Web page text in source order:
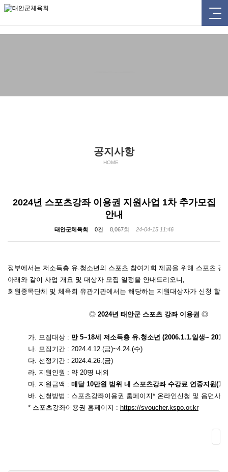
태안군체육회
공지사항
HOME
2024년 스포츠강좌 이용권 지원사업 1차 추가모집
안내
태안군체육회 0건 8,067회 24-04-15 11:46
정부에서는 저소득층 유.청소년의 스포츠 참여기회 제공을 위해 스포츠 강
아래와 같이 사업 개요 및 대상자 모집 일정을 안내드리오니,
회원종목단체 및 체육회 유관기관에서는 해당하는 지원대상자가 신청 할
◎ 2024년 태안군 스포츠 강좌 이용권 ◎
가. 모집대상 : 만 5~18세 저소득층 유.청소년 (2006.1.1.일생~
나. 모집기간 : 2024.4.12.(금)~4.24.(수)
다. 선정기간 : 2024.4.26.(금)
라. 지원인원 : 약 20명 내외
마. 지원금액 : 매달 10만원 범위 내 스포츠강좌 수강료 연중지원(12
​바. 신청방법 : 스포츠강좌이용권 홈페이지* 온라인신청 및 읍면사
* 스포츠강좌이용권 홈페이지 : https://svoucher.kspo.or.kr